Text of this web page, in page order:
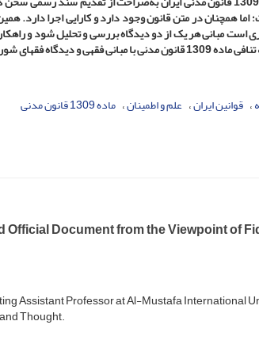
همچنان در متن قانون وجود دارد و کارایی اجرا دارد.
است مبانی هر یک از دو دیدگاه بررسی و تحلیل شود و
است ماده یادشده اصلاح شود.
قوانین ایران علم و اطمینان ماده 1309 قانون مدنی
Document from the Viewpoint of
Assistant Professor at Al-Mustafa International
Thought.